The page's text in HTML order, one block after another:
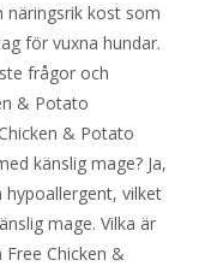
näringsrik kost som
för vuxna hundar.
frågor och
& Potato
& Potato
känslig mage? Ja,
vilket
mage. Vilka är
Free Chicken &